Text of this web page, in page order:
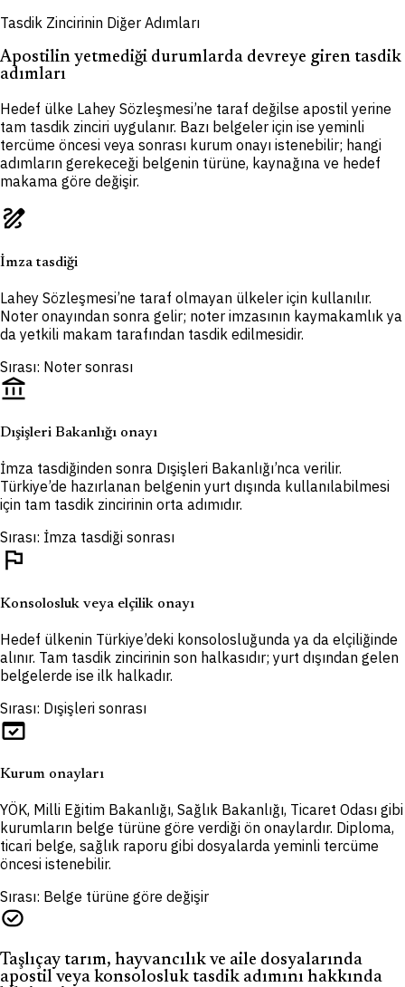
Tasdik Zincirinin Diğer Adımları
Apostilin yetmediği durumlarda devreye giren tasdik
adımları
Hedef ülke Lahey Sözleşmesi’ne taraf değilse apostil yerine
tam tasdik zinciri uygulanır. Bazı belgeler için ise yeminli
tercüme öncesi veya sonrası kurum onayı istenebilir; hangi
adımların gerekeceği belgenin türüne, kaynağına ve hedef
makama göre değişir.
draw
İmza tasdiği
Lahey Sözleşmesi’ne taraf olmayan ülkeler için kullanılır.
Noter onayından sonra gelir; noter imzasının kaymakamlık ya
da yetkili makam tarafından tasdik edilmesidir.
Sırası: Noter sonrası
account_balance
Dışişleri Bakanlığı onayı
İmza tasdiğinden sonra Dışişleri Bakanlığı’nca verilir.
Türkiye’de hazırlanan belgenin yurt dışında kullanılabilmesi
için tam tasdik zincirinin orta adımıdır.
Sırası: İmza tasdiği sonrası
flag
Konsolosluk veya elçilik onayı
Hedef ülkenin Türkiye’deki konsolosluğunda ya da elçiliğinde
alınır. Tam tasdik zincirinin son halkasıdır; yurt dışından gelen
belgelerde ise ilk halkadır.
Sırası: Dışişleri sonrası
domain_verification
Kurum onayları
YÖK, Milli Eğitim Bakanlığı, Sağlık Bakanlığı, Ticaret Odası gibi
kurumların belge türüne göre verdiği ön onaylardır. Diploma,
ticari belge, sağlık raporu gibi dosyalarda yeminli tercüme
öncesi istenebilir.
Sırası: Belge türüne göre değişir
task_alt
Taşlıçay tarım, hayvancılık ve aile dosyalarında
apostil veya konsolosluk tasdik adımını hakkında